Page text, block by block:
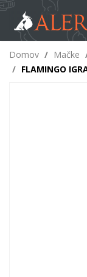
Domov / Mačke
/ FLAMINGO